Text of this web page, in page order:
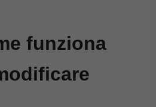
funziona